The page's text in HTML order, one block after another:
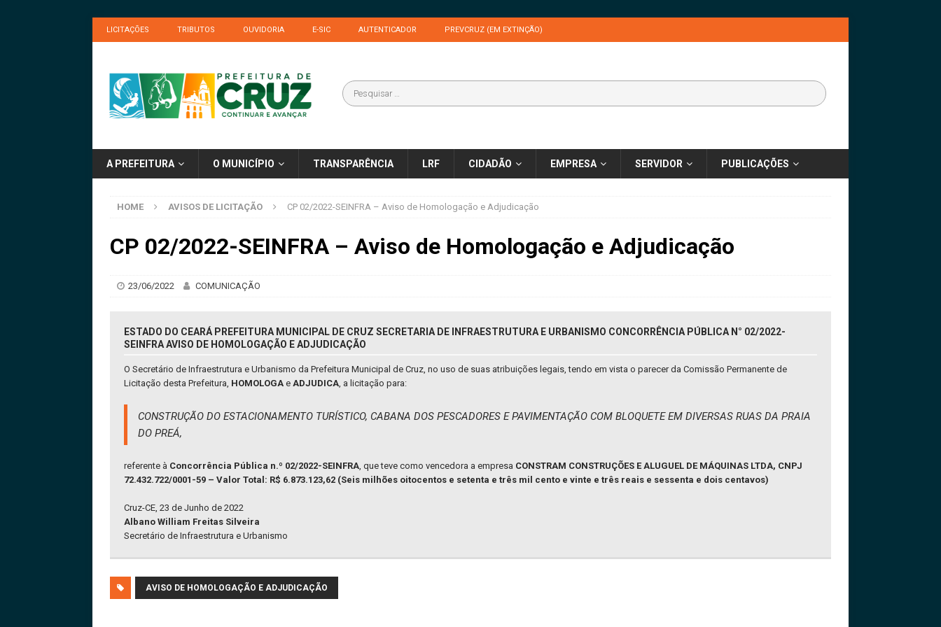
LICITAÇÕES TRIBUTOS OUVIDORIA E-SIC AUTENTICADOR PREVCRUZ (EM EXTINÇÃO)
A PREFEITURA O MUNICÍPIO TRANSPARÊNCIA LRF CIDADÃO EMPRESA SERVIDOR PUBLICAÇÕES
HOME AVISOS DE LICITAÇÃO CP 02/2022-SEINFRA – Aviso de Homologação e Adjudicação
CP 02/2022-SEINFRA – Aviso de Homologação e Adjudicação
23/06/2022 COMUNICAÇÃO
ESTADO DO CEARÁ PREFEITURA MUNICIPAL DE CRUZ SECRETARIA DE INFRAESTRUTURA E URBANISMO CONCORRÊNCIA PÚBLICA N° 02/2022-
SEINFRA AVISO DE HOMOLOGAÇÃO E ADJUDICAÇÃO
O Secretário de Infraestrutura e Urbanismo da Prefeitura Municipal de Cruz, no uso de suas atribuições legais, tendo em vista o parecer da Comissão Permanente de
Licitação desta Prefeitura, HOMOLOGA e ADJUDICA, a licitação para:
CONSTRUÇÃO DO ESTACIONAMENTO TURÍSTICO, CABANA DOS PESCADORES E PAVIMENTAÇÃO COM BLOQUETE EM DIVERSAS RUAS DA PRAIA
DO PREÁ,
referente à Concorrência Pública n.º 02/2022-SEINFRA, que teve como vencedora a empresa CONSTRAM CONSTRUÇÕES E ALUGUEL DE MÁQUINAS LTDA, CNPJ
72.432.722/0001-59 – Valor Total: R$ 6.873.123,62 (Seis milhões oitocentos e setenta e três mil cento e vinte e três reais e sessenta e dois centavos)
Cruz-CE, 23 de Junho de 2022
Albano William Freitas Silveira
Secretário de Infraestrutura e Urbanismo
AVISO DE HOMOLOGAÇÃO E ADJUDICAÇÃO